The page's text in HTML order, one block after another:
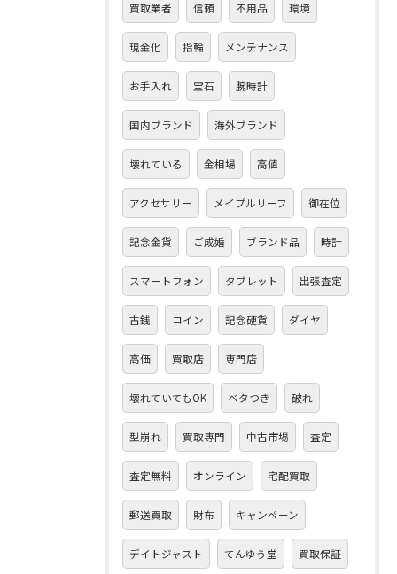
買取業者 信頼 不用品 環境
現金化 指輪 メンテナンス
お手入れ 宝石 腕時計
国内ブランド 海外ブランド
壊れている 金相場 高値
アクセサリー メイプルリーフ 御在位
記念金貨 ご成婚 ブランド品 時計
スマートフォン タブレット 出張査定
古銭 コイン 記念硬貨 ダイヤ
高価 買取店 専門店
壊れていてもOK ベタつき 破れ
型崩れ 買取専門 中古市場 査定
査定無料 オンライン 宅配買取
郵送買取 財布 キャンペーン
デイトジャスト てんゆう堂 買取保証